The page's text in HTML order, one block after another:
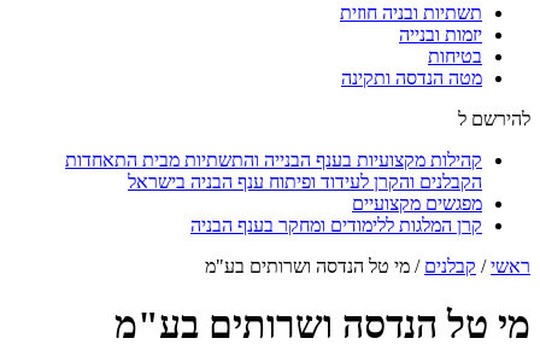
תשתיות ובניה חוזית
יזמות ובנייה
בטיחות
מטה הנדסה ותקינה
להירשם ל
קהילות מקצועיות בענף הבנייה והתשתיות מבית התאחדות
הקבלנים והקרן לעידוד ופיתוח ענף הבניה בישראל
מפגשים מקצועיים
קרן המלגות ללימודים ומחקר בענף הבניה
ראשי/ קבלנים / מי טל הנדסה ושרותים בע"מ
מי טל הנדסה ושרותים בע"מ